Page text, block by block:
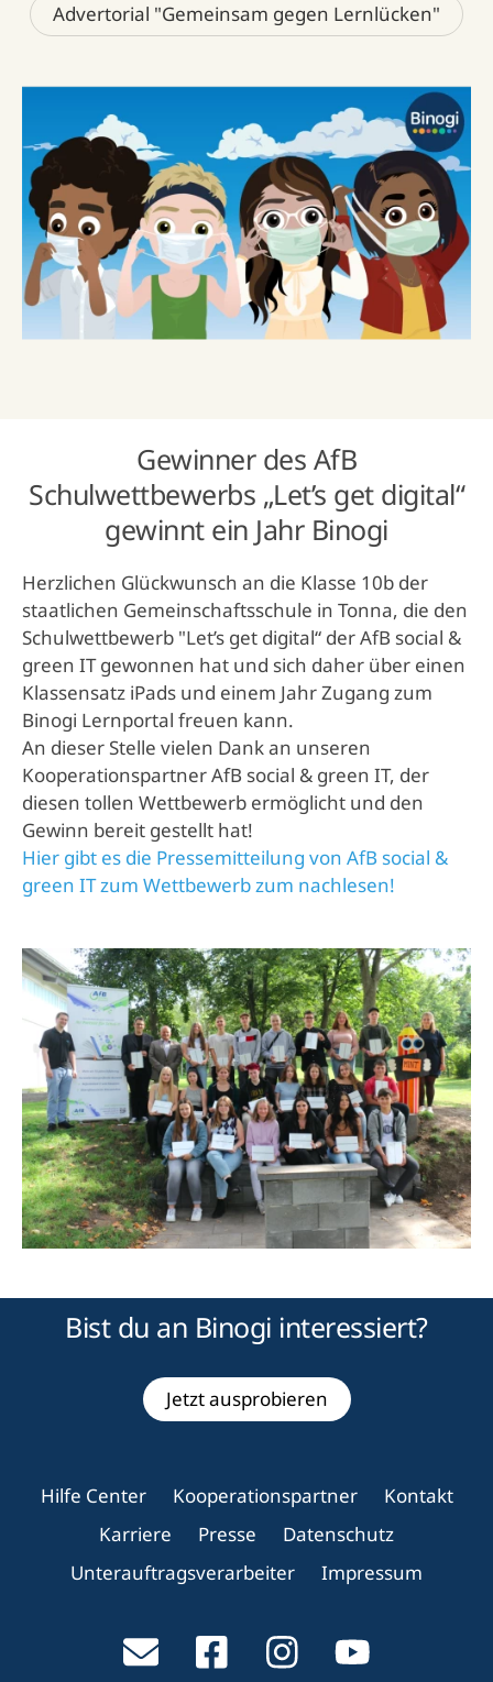
Advertorial "Gemeinsam gegen Lernlücken"
Gewinner des AfB
Schulwettbewerbs „Let’s get digital“
gewinnt ein Jahr Binogi
Herzlichen Glückwunsch an die Klasse 10b der
staatlichen Gemeinschaftsschule in Tonna, die den
Schulwettbewerb "Let’s get digital“ der AfB social &
green IT gewonnen hat und sich daher über einen
Klassensatz iPads und einem Jahr Zugang zum
Binogi Lernportal freuen kann.
An dieser Stelle vielen Dank an unseren
Kooperationspartner AfB social & green IT, der
diesen tollen Wettbewerb ermöglicht und den
Gewinn bereit gestellt hat!
Hier gibt es die Pressemitteilung von AfB social &
green IT zum Wettbewerb zum nachlesen!
Bist du an Binogi interessiert?
Jetzt ausprobieren
Hilfe Center Kooperationspartner
Kontakt
Karriere
Presse
Datenschutz
Unterauftragsverarbeiter
Impressum